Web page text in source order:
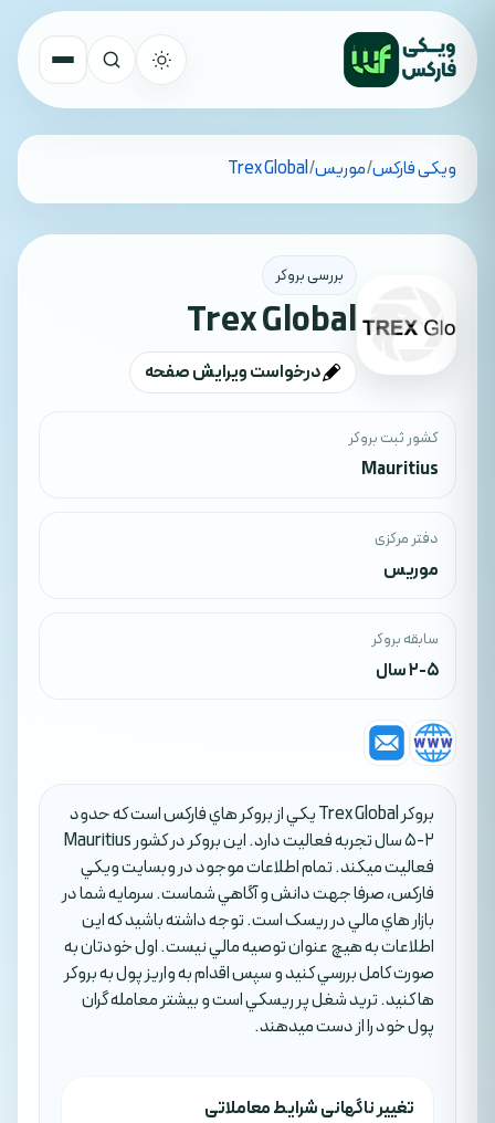
تمام کشورهاویکی فارکس/موریس/
Trex Global
بررسی بروکر
Trex Global
درخواست ویرایش صفحه
کشور ثبت بروکر
Mauritius
دفتر مرکزی
موریس
سابقه بروکر
2-5 سال
بروکر Trex Global يکي از بروکر هاي فارکس است که حدود
2-5 سال تجربه فعاليت دارد. اين بروکر در کشور Mauritius
فعاليت ميکند. تمام اطلاعات موجود در وبسايت ويکي
فارکس، صرفا جهت دانش و آگاهي شماست. سرمايه شما در
بازار هاي مالي در ريسک است. توجه داشته باشيد که اين
اطلاعات به هيچ عنوان توصيه مالي نيست. اول خودتان به
صورت کامل بررسي کنيد و سپس اقدام به واريز پول به بروکر
ها کنيد. تريد شغل پر ريسکي است و بيشتر معامله گران
پول خود را از دست ميدهند.
تغییر ناگهانی شرایط معاملاتی